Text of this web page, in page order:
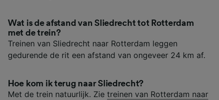
Wat is de afstand van Sliedrecht tot Rotterdam
met de trein?
Treinen van Sliedrecht naar Rotterdam leggen
gedurende de rit een afstand van ongeveer 24 km af.
Hoe kom ik terug naar Sliedrecht?
Met de trein natuurlijk. Zie treinen van Rotterdam naar